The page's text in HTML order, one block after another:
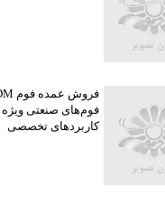
فوم‌های صنعتی ویژه
کاربردهای تخصصی